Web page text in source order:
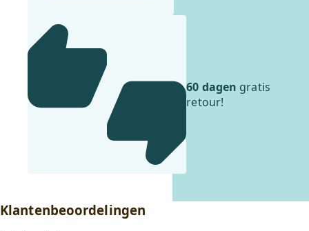
60 dagen gratis
retour!
Klantenbeoordelingen